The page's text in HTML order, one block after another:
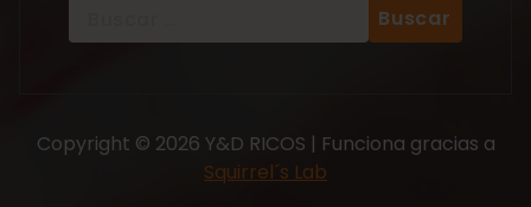
Copyright © 2026 Y&D RICOS | Funciona gracias a
Squirrel´s Lab